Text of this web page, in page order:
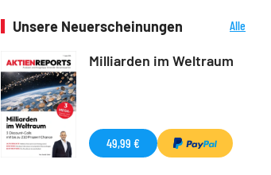
Unsere Neuerscheinungen
Alle
Milliarden im Weltraum
49,99 €